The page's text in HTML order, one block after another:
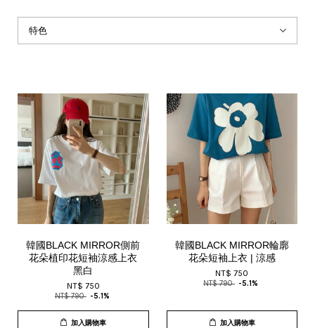
韓國BLACK MIRROR側前
花朵植印花短袖涼感上衣
黑白
NT$ 750
NT$ 790 -5.1%
加入購物車
韓國BLACK MIRROR輪廓
花朵短袖上衣 | 涼感
NT$ 750
NT$ 790 -5.1%
加入購物車